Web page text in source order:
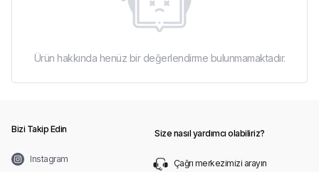
Ürün hakkında henüz bir değerlendirme bulunmamaktadır.
Bizi Takip Edin
Instagram
Size nasıl yardımcı olabiliriz?
Çağrı merkezimizi arayın